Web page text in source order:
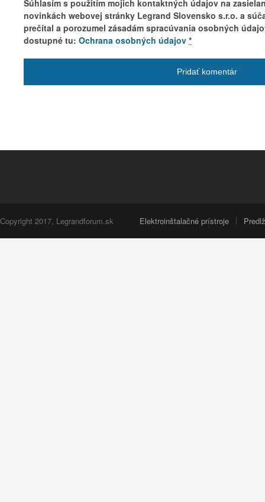
Súhlasím s použitím mojich kontaktných údajov na
novinkách webovej stránky Legrand Slovensko s.r.o. a
prečítal a porozumel zásadám spracúvania osobných
dostupné tu: Ochrana osobných údajov *
Copyright 2017, Legrandforum.sk Elektroinštalačné prístroje